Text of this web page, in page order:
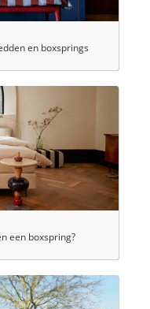
en boxsprings
een boxspring?